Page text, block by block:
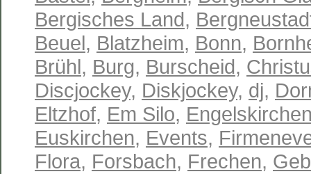
Bergisches Land,
Beuel, Blatzheim, Bonn,
Brühl, Burg, Burscheid,
Discjockey, Diskjockey, dj,
Eltzhof, Em Silo,
Euskirchen, Events,
Flora, Forsbach, Frechen,